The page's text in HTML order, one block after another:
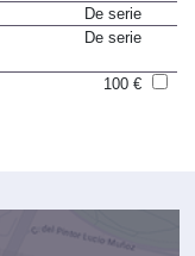
De serie
De serie
100 €